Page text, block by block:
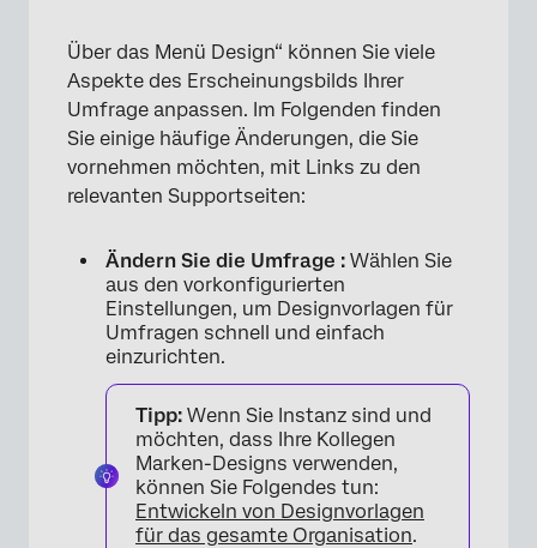
Über das Menü Design“ können Sie viele
Aspekte des Erscheinungsbilds Ihrer
Umfrage anpassen. Im Folgenden finden
Sie einige häufige Änderungen, die Sie
vornehmen möchten, mit Links zu den
relevanten Supportseiten:
Ändern Sie die Umfrage : Wählen Sie
aus den vorkonfigurierten
Einstellungen, um Designvorlagen für
Umfragen schnell und einfach
einzurichten.
Tipp: Wenn Sie Instanz sind und
möchten, dass Ihre Kollegen
Marken-Designs verwenden,
können Sie Folgendes tun:
Entwickeln von Designvorlagen
für das gesamte Organisation.